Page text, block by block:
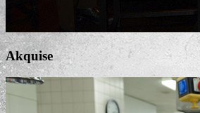
Akquise